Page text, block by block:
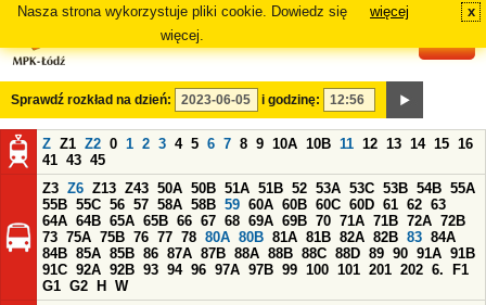
Nasza strona wykorzystuje pliki cookie. Dowiedz się
więcej.
więcej x
Sprawdź rozkład na dzień: i godzinę:
Z Z1 Z2 0 1 2 3 4 5 6 7 8 9 10A 10B 11 12 13 14 15 16
41 43 45
Z3 Z6 Z13 Z43 50A 50B 51A 51B 52 53A 53C 53B 54B 55A
55B 55C 56 57 58A 58B 59 60A 60B 60C 60D 61 62 63
64A 64B 65A 65B 66 67 68 69A 69B 70 71A 71B 72A 72B
73 75A 75B 76 77 78 80A 80B 81A 81B 82A 82B 83 84A
84B 85A 85B 86 87A 87B 88A 88B 88C 88D 89 90 91A 91B
91C 92A 92B 93 94 96 97A 97B 99 100 101 201 202 6.
F1
G1 G2 H
W